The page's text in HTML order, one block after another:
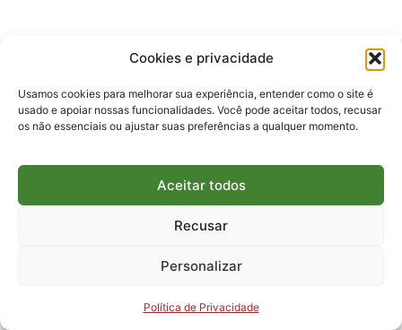
Cookies e privacidade
Usamos cookies para melhorar sua experiência, entender como o site é
usado e apoiar nossas funcionalidades. Você pode aceitar todos, recusar
os não essenciais ou ajustar suas preferências a qualquer momento.
Aceitar todos
Recusar
Personalizar
Política de Privacidade
NOVO SITE EM BREVE